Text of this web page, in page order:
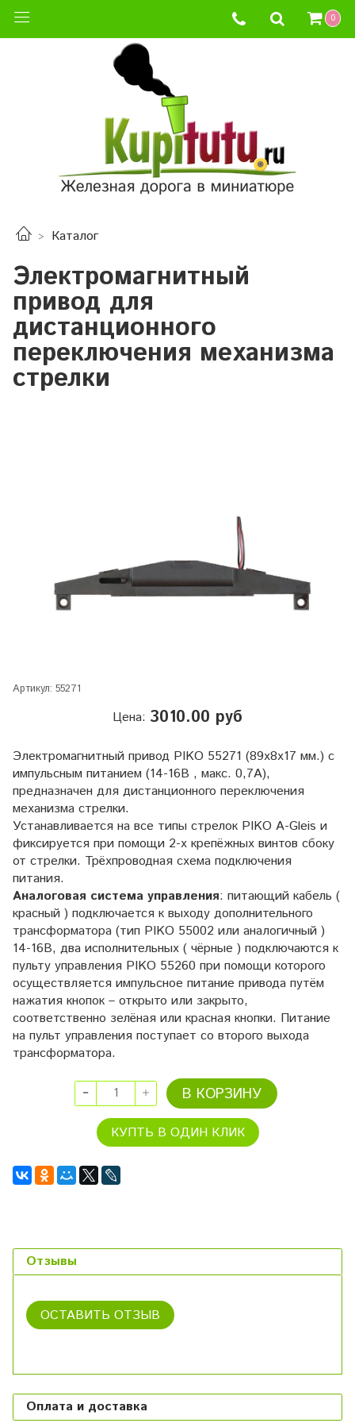
0
Каталог
Электромагнитный
привод для
дистанционного
переключения механизма
стрелки
Артикул: 55271
Цена: 3010.00 руб
Электромагнитный привод PIKO 55271 (89x8x17 мм.) с
импульсным питанием (14-16В , макс. 0,7А),
предназначен для дистанционного переключения
механизма стрелки.
Устанавливается на все типы стрелок PIKO A-Gleis и
фиксируется при помощи 2-х крепёжных винтов сбоку
от стрелки. Трёхпроводная схема подключения
питания.
Аналоговая система управления: питающий кабель (
красный ) подключается к выходу дополнительного
трансформатора (тип PIKO 55002 или аналогичный )
14-16В, два исполнительных ( чёрные ) подключаются к
пульту управления PIKO 55260 при помощи которого
осуществляется импульсное питание привода путём
нажатия кнопок – открыто или закрыто,
соответственно зелёная или красная кнопки. Питание
на пульт управления поступает со второго выхода
трансформатора.
В КОРЗИНУ
КУПТЬ В ОДИН КЛИК
Отзывы
ОСТАВИТЬ ОТЗЫВ
Оплата и доставка